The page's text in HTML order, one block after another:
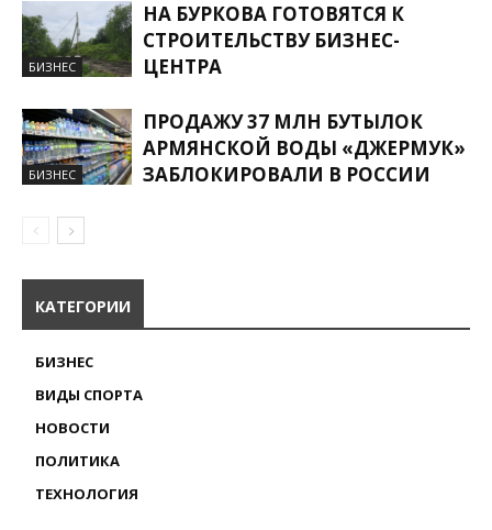
БИЗНЕС
НА БУРКОВА ГОТОВЯТСЯ К
СТРОИТЕЛЬСТВУ БИЗНЕС-
ЦЕНТРА
БИЗНЕС
ПРОДАЖУ 37 МЛН БУТЫЛОК
АРМЯНСКОЙ ВОДЫ «ДЖЕРМУК»
ЗАБЛОКИРОВАЛИ В РОССИИ
КАТЕГОРИИ
БИЗНЕС
ВИДЫ СПОРТА
НОВОСТИ
ПОЛИТИКА
ТЕХНОЛОГИЯ